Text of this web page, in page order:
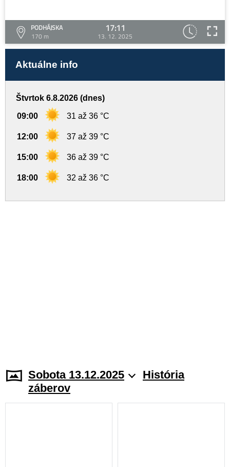
PODHÁJSKA
170 m
17:11
13. 12. 2025
Aktuálne info
Štvrtok 6.8.2026 (dnes)
09:00 31 až 36 °C
12:00 37 až 39 °C
15:00 36 až 39 °C
18:00 32 až 36 °C
Sobota 13.12.2025
História
záberov